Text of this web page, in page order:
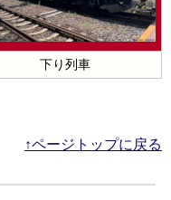
下り列車
↑ページトップに戻る